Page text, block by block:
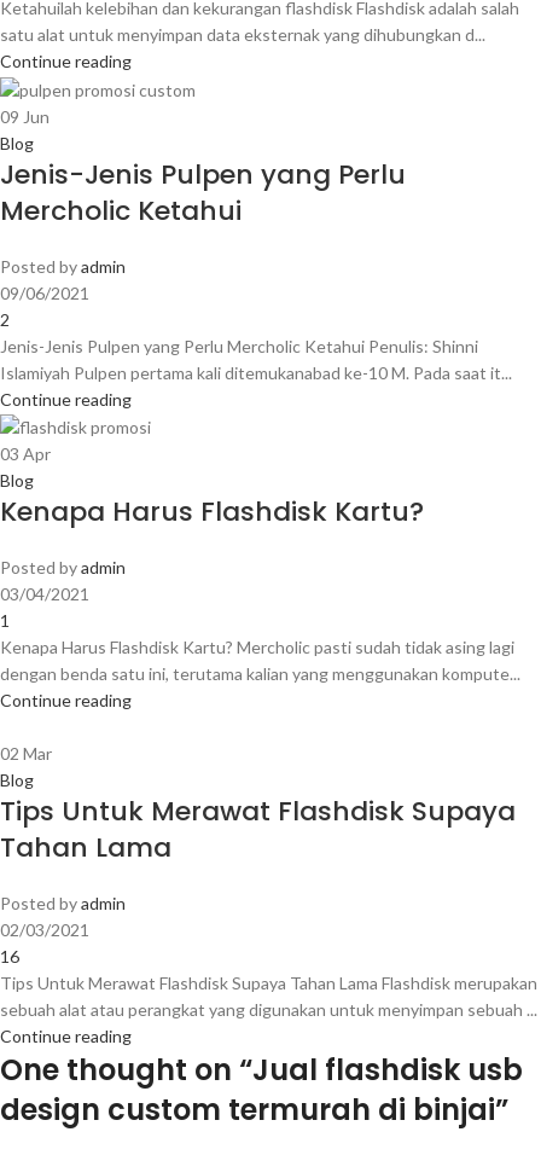
Ketahuilah kelebihan dan kekurangan flashdisk Flashdisk adalah salah
satu alat untuk menyimpan data eksternak yang dihubungkan d...
Continue reading
09 Jun
Blog
Jenis-Jenis Pulpen yang Perlu
Mercholic Ketahui
Posted byadmin
09/06/2021
2
Jenis-Jenis Pulpen yang Perlu Mercholic Ketahui Penulis: Shinni
Islamiyah Pulpen pertama kali ditemukanabad ke-10 M. Pada saat it...
Continue reading
03 Apr
Blog
Kenapa Harus Flashdisk Kartu?
Posted byadmin
03/04/2021
1
Kenapa Harus Flashdisk Kartu? Mercholic pasti sudah tidak asing lagi
dengan benda satu ini, terutama kalian yang menggunakan kompute...
Continue reading
02 Mar
Blog
Tips Untuk Merawat Flashdisk Supaya
Tahan Lama
Posted byadmin
02/03/2021
16
Tips Untuk Merawat Flashdisk Supaya Tahan Lama Flashdisk merupakan
sebuah alat atau perangkat yang digunakan untuk menyimpan sebuah ...
Continue reading
One thought on “Jual flashdisk usb
design custom termurah di binjai”